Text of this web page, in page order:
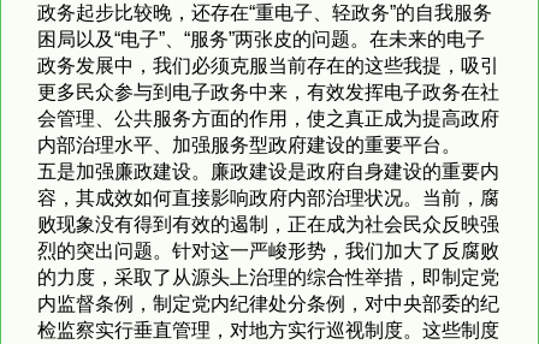
政务起步比较晚，还存在“重电子、轻政务”的自我服务
困局以及“电子”、“服务”两张皮的问题。在未来的电子
政务发展中，我们必须克服当前存在的这些我提，吸引
更多民众参与到电子政务中来，有效发挥电子政务在社
会管理、公共服务方面的作用，使之真正成为提高政府
内部治理水平、加强服务型政府建设的重要平台。
五是加强廉政建设。廉政建设是政府自身建设的重要内
容，其成效如何直接影响政府内部治理状况。当前，腐
败现象没有得到有效的遏制，正在成为社会民众反映强
烈的突出问题。针对这一严峻形势，我们加大了反腐败
的力度，采取了从源头上治理的综合性举措，即制定党
内监督条例，制定党内纪律处分条例，对中央部委的纪
检监察实行垂直管理，对地方实行巡视制度。这些制度